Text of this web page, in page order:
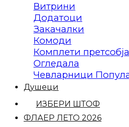
Витрини
Додатоци
Закачалки
Комоди
Комплети претсобја
Огледала
Чевларници
Душеци
ИЗБЕРИ ШТОФ
ФЛАЕР ЛЕТО 2026